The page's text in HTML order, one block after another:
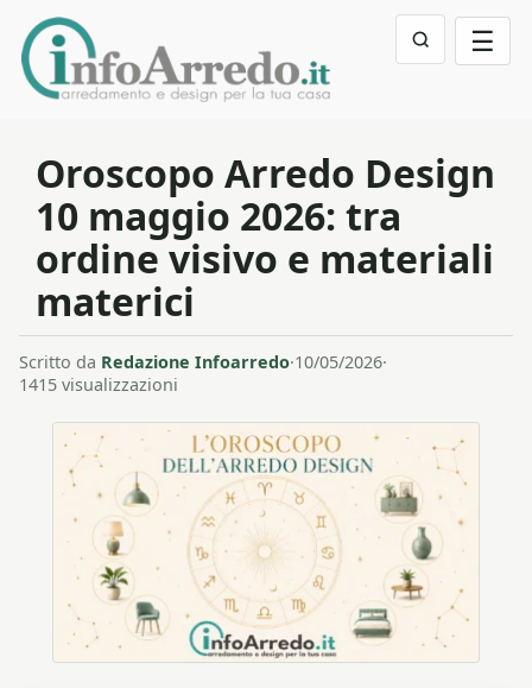
☰
Oroscopo Arredo Design
10 maggio 2026: tra
ordine visivo e materiali
materici
Scritto da Redazione Infoarredo·10/05/2026·
1415 visualizzazioni